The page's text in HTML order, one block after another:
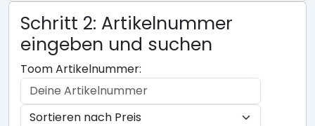
Schritt 2: Artikelnummer
eingeben und suchen
Toom Artikelnummer: